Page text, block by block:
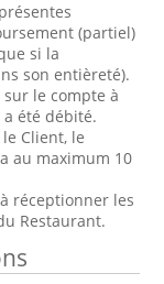
(partiel)
si la
son entièreté).
le compte à
été débité.
Client, le
au maximum 10
réceptionner les
Restaurant.